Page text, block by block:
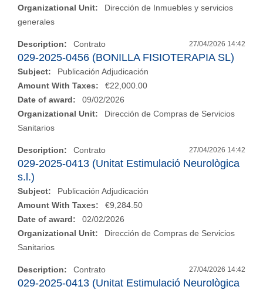
Organizational Unit:
Dirección de Inmuebles y servicios
generales
27/04/2026 14:42
029-2025-0456 (BONILLA FISIOTERAPIA SL)
Description: Contrato
Subject:
Publicación Adjudicación
Amount With Taxes:
€22,000.00
Date of award:
09/02/2026
Organizational Unit:
Dirección de Compras de Servicios
Sanitarios
27/04/2026 14:42
029-2025-0413 (Unitat Estimulació Neurològica
s.l.)
Description: Contrato
Subject:
Publicación Adjudicación
Amount With Taxes:
€9,284.50
Date of award:
02/02/2026
Organizational Unit:
Dirección de Compras de Servicios
Sanitarios
27/04/2026 14:42
029-2025-0413 (Unitat Estimulació Neurològica
Description: Contrato